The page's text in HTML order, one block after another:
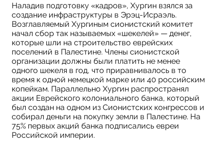
Наладив подготовку «кадров», Хургин взялся за
создание инфраструктуры в Эрэц-Исраэль.
Возглавляемый Хургиным сионистский комитет
начал сбор так называемых «шекелей» — денег,
которые шли на строительство еврейских
поселений в Палестине. Члены сионистской
организации должны были платить не менее
одного шекеля в год, что приравнивалось в то
время к одной немецкой марке или 40 российским
копейкам. Параллельно Хургин распространял
акции Еврейского колониального банка, который
был создан на одном из Сионистских конгрессов и
собирал деньги на покупку земли в Палестине. На
75% первых акций банка подписались евреи
Российской империи.